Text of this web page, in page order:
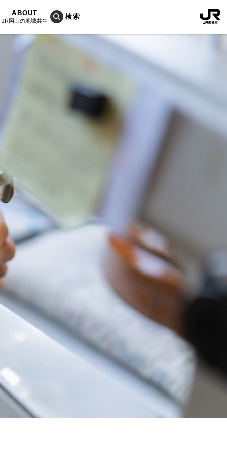
人
うめぇもん
/奈義町/勝央町
町/久米南町/美咲町
岡市/府中市
市/井原市/矢掛町
車
ABOUT
JR岡山の地域共生
おこしプロジェクトとは